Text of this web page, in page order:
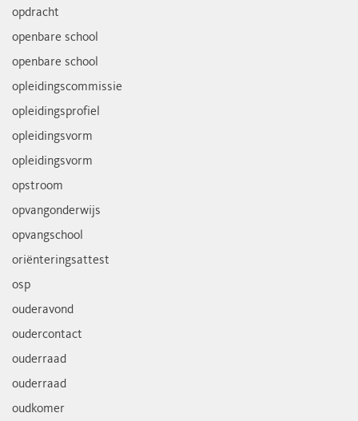
opdracht
openbare school
openbare school
opleidingscommissie
opleidingsprofiel
opleidingsvorm
opleidingsvorm
opstroom
opvangonderwijs
opvangschool
oriënteringsattest
osp
ouderavond
oudercontact
ouderraad
ouderraad
oudkomer